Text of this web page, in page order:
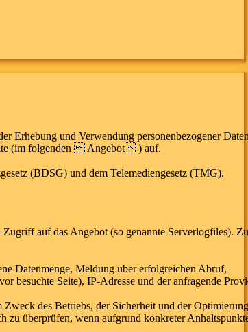
Erhebung und Verwendung personenbezogener Daten
(im folgenden  Angebot ) auf.
(BDSG) und dem Telemediengesetz (TMG).
auf das Angebot (so genannte Serverlogfiles). Zu
Datenmenge, Meldung über erfolgreichen Abruf,
besuchte Seite), IP-Adresse und der anfragende
des Betriebs, der Sicherheit und der Optimierung
zu überprüfen, wenn aufgrund konkreter